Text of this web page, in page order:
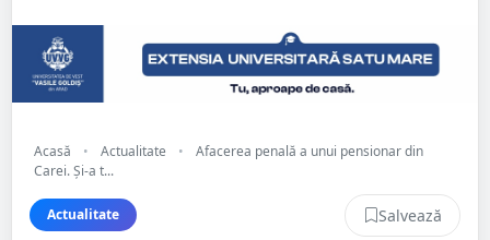
Acasă • Actualitate •
Afacerea penală a unui pensionar din
Carei. Și-a t...
Actualitate Salvează